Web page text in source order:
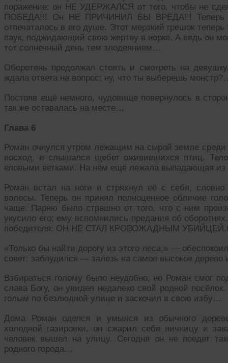
поражение: он НЕ УДЕРЖАЛСЯ от того, чтобы не
ПОБЕДА!!! Он НЕ ПРИЧИНИЛ БЫ ВРЕДА!!! Теперь
отпечаталось в его душе. Этот мерзкий грешок
паук, поджидающий свою жертву в норке. А ведь он
тот солнечный день тем злодеянием…
Оборотень продолжал стоять и смотреть на
ждала ответа на вопрос: ну, что ты выберешь
Постояв ещё немного, чудовище повернулось в
так же оставалась на месте…
Глава 6
Роман очнулся утром лежащим на сырой земле
восход, и слышался щебет оживившихся птиц.
еловыми ветками. На нём ещё лежала выпадающая
Роман встал на ноги и стряхнул её с себя, словно
волосы. Теперь он принял полноценное обличие
чаще. Парню было страшно от того, что с ним
укусило его; ему вспомнились предания об
победителя: ОН НЕ СТАЛ КРОВОЖАДНЫМ
«Только бы найти дорогу из этого леса,» —
совет: заблудился — залезь на самое высокое дерево
Взбираться голому было неудобно, но Роман смог
слава Богу, он увидел недалеко свой родной
голым по безлюдной улице и заскочил в свою избу…
Дома Роман оделся и умылся из обычного
холодной газировки, он сжарил себе яичницу и
человек вышел на улицу. Сегодня он не поедет
родного города…